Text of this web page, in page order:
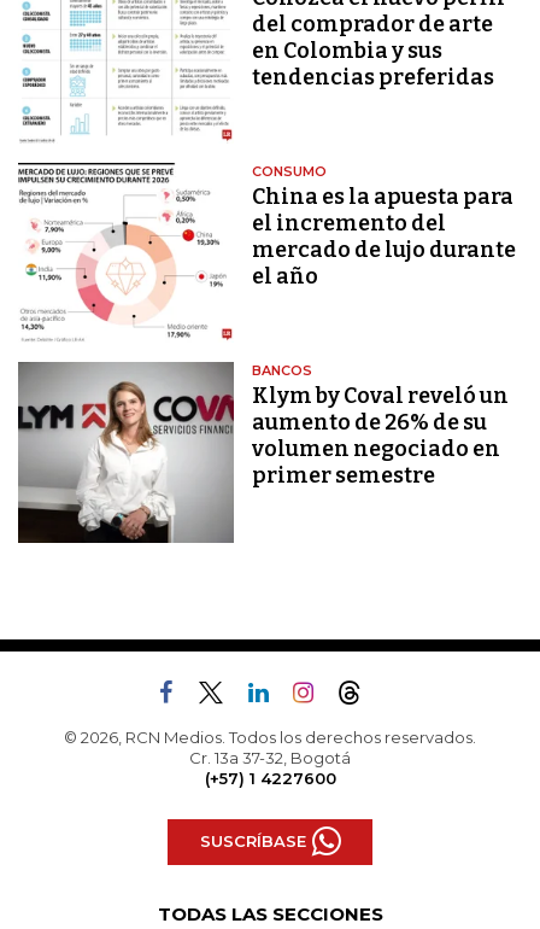
del comprador de arte
en Colombia y sus
tendencias preferidas
CONSUMO
China es la apuesta para
el incremento del
mercado de lujo durante
el año
BANCOS
Klym by Coval reveló un
aumento de 26% de su
volumen negociado en
primer semestre
© 2026, RCN Medios. Todos los derechos reservados.
Cr. 13a 37-32, Bogotá
(+57) 1 4227600
SUSCRÍBASE
TODAS LAS SECCIONES